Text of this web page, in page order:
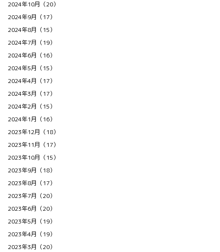
2024年10月（20）
2024年9月（17）
2024年8月（15）
2024年7月（19）
2024年6月（16）
2024年5月（15）
2024年4月（17）
2024年3月（17）
2024年2月（15）
2024年1月（16）
2023年12月（18）
2023年11月（17）
2023年10月（15）
2023年9月（18）
2023年8月（17）
2023年7月（20）
2023年6月（20）
2023年5月（19）
2023年4月（19）
2023年3月（20）